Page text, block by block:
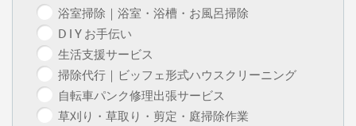
浴室掃除｜浴室・浴槽・お風呂掃除
D I Y お手伝い
生活支援サービス
掃除代行｜ビッフェ形式ハウスクリーニング
自転車パンク修理出張サービス
草刈り・草取り・剪定・庭掃除作業